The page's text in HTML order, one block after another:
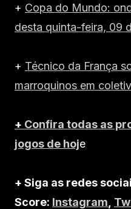
+ Copa do Mundo:
desta quinta-feira, 09
+ Técnico da França
marroquinos em
+ Confira todas as
jogos de hoje
+ Siga as redes
Score: Instagram